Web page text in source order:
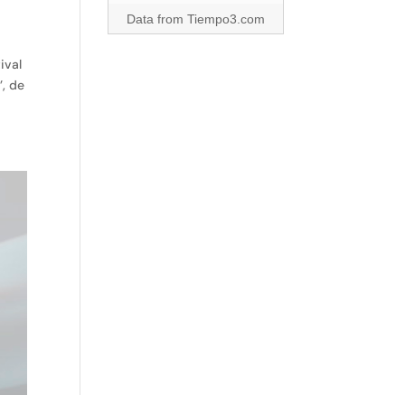
de
Data from Tiempo3.com